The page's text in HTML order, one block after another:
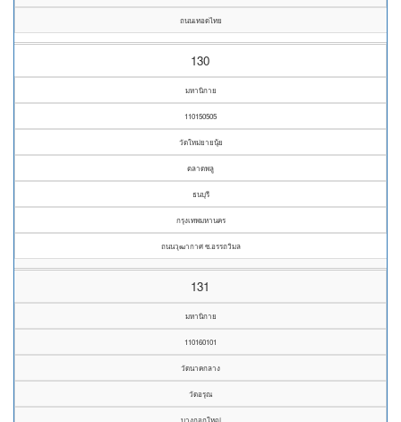
ถนนเทอดไทย
130
มหานิกาย
110150505
วัดใหม่ยายนุ้ย
ตลาดพลู
ธนบุรี
กรุงเทพมหานคร
ถนนวุฒากาศ ซ.อรรถวิมล
131
มหานิกาย
110160101
วัดนาคกลาง
วัดอรุณ
บางกอกใหญ่